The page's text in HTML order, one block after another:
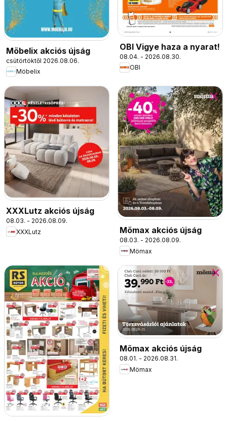
Möbelix akciós újság
csütörtöktől 2026.08.06.
Möbelix
OBI Vigye haza a nyarat!
08.04. - 2026.08.30.
OBI
XXXLutz akciós újság
08.03. - 2026.08.09.
XXXLutz
Mömax akciós újság
08.03. - 2026.08.09.
Mömax
Mömax akciós újság
08.01. - 2026.08.31.
Mömax